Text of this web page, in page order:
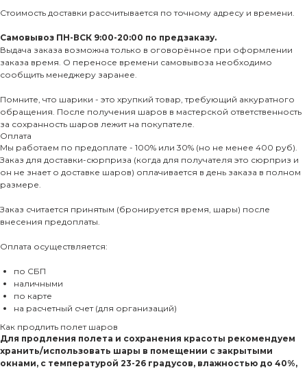
Стоимость доставки рассчитывается по точному адресу и времени.
Самовывоз ПН-ВСК 9:00-20:00 по предзаказу.
Выдача заказа возможна только в оговорённое при оформлении
заказа время. О переносе времени самовывоза необходимо
сообщить менеджеру заранее.
Помните, что шарики - это хрупкий товар, требующий аккуратного
обращения. После получения шаров в мастерской ответственность
за сохранность шаров лежит на покупателе.
Оплата
Мы работаем по предоплате - 100% или 30% (но не менее 400 руб).
Заказ для доставки-сюрприза (когда для получателя это сюрприз и
он не знает о доставке шаров) оплачивается в день заказа в полном
размере.
Заказ считается принятым (бронируется время, шары) после
внесения предоплаты.
Оплата осуществляется:
по СБП
наличными
по карте
на расчетный счет (для организаций)
Как продлить полет шаров
Для продления полета и сохранения красоты рекомендуем
хранить/использовать шары в помещении с закрытыми
окнами, с температурой 23-26 градусов, влажностью до 40%,